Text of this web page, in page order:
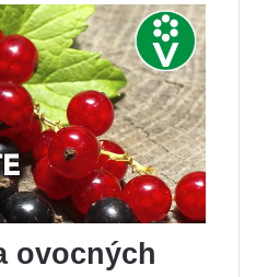
ovocných